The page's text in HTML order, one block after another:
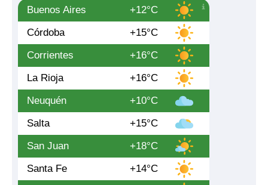
Buenos Aires
+12°C
Córdoba
+15°C
Corrientes
+16°C
La Rioja
+16°C
Neuquén
+10°C
Salta
+15°C
San Juan
+18°C
Santa Fe
+14°C